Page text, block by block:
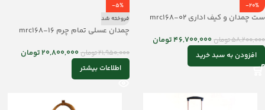
-20%
ست چمدان و کیف اداری mrc168-02
58,200,000تومان46,700,000تومان
افزودن به سبد خرید
-5%
فروخته شد
چمدان عسلی تمام چرم mrc168-16
21,950,000تومان20,800,000تومان
اطلاعات بیشتر